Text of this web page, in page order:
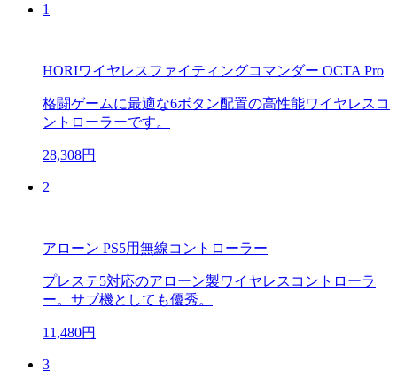
1
HORIワイヤレスファイティングコマンダー OCTA Pro
格闘ゲームに最適な6ボタン配置の高性能ワイヤレスコ
ントローラーです。
28,308円
2
アローン PS5用無線コントローラー
プレステ5対応のアローン製ワイヤレスコントローラ
ー。サブ機としても優秀。
11,480円
3